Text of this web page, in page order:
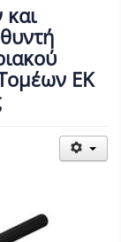
ΕΚ